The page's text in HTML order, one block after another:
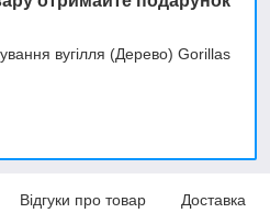
вугілля (Дерево) Gorillas
Відгуки про товар Доставка